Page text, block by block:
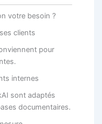
votre besoin ?
clients
pour
internes
sont adaptés
documentaires.